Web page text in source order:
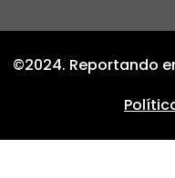
©2024. Reportando